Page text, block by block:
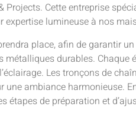
Cette entreprise
expertise lumineuse à nos
place, afin de garantir
durables.
Les tronçons de
ambiance harmonieuse.
de préparation et